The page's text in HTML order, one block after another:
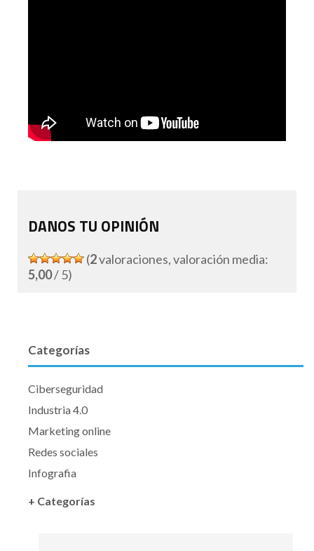
DANOS TU OPINIÓN
(2valoraciones, valoración media:
5,00/ 5)
Categorías
Ciberseguridad
Industria 4.0
Marketing online
Redes sociales
Infografia
+ Categorías